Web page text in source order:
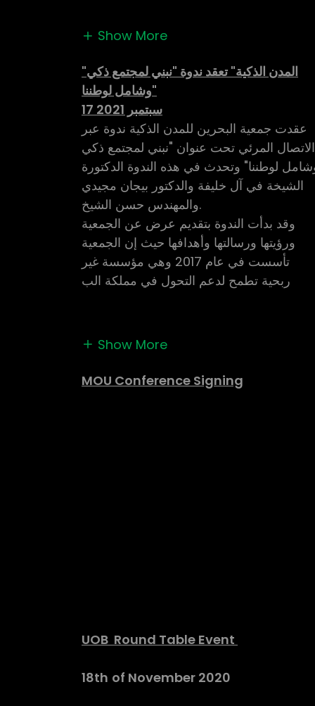
Show More
"المدن الذكية" تعقد ندوة "نبني لمجتمع ذكي
وشامل لوطننا"
17 سبتمبر 2021
عقدت جمعية البحرين للمدن الذكية ندوة عبر
الاتصال المرئي تحت عنوان "نبني لمجتمع ذكي
لوطننا" وتحدث في هذه الندوة الدكتورة
الشيخة في آل خليفة والدكتور بيجان مجيدي
والمهندس حسن الشيخ.
وقد بدأت الندوة بتقديم عرض عن الجمعية
ورؤيتها ورسالتها وأهدافها حيث إن الجمعية
تأسست في عام 2017 وهي مؤسسة غير
ربحية تطمح لدعم التحول في مملكة الب
Show More
MOU Conference Signing
UOB Round Table Event
18th of November 2020